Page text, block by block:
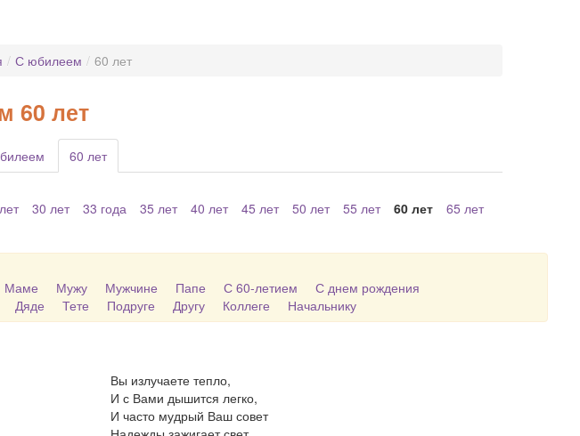
/ С юбилеем / 60 лет
60 лет
60 лет
30 лет 33 года 35 лет 40 лет 45 лет 50 лет 55 лет 60 лет
65 лет
Маме Мужу Мужчине Папе С 60-летием
С днем рождения
Дяде Тете Подруге Другу Коллеге Начальнику
Вы излучаете тепло,
И с Вами дышится легко,
И часто мудрый Ваш совет